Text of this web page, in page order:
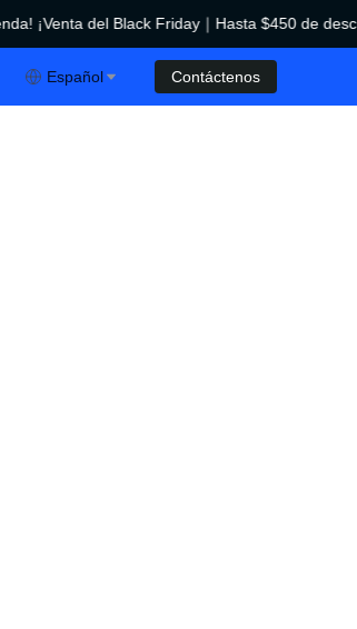
¡Venta del Black Friday｜Hasta $450 de
｜Hasta $450 de descuento!
Español Contáctenos